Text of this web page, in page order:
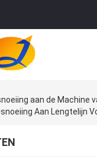
aan de Machine
Aan Lengtelijn